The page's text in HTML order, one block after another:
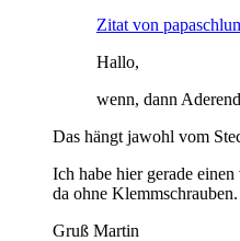
Zitat von
Hallo,
wenn, dann
Das hängt jawohl vom
Ich habe hier gerade
da ohne
Gruß Martin